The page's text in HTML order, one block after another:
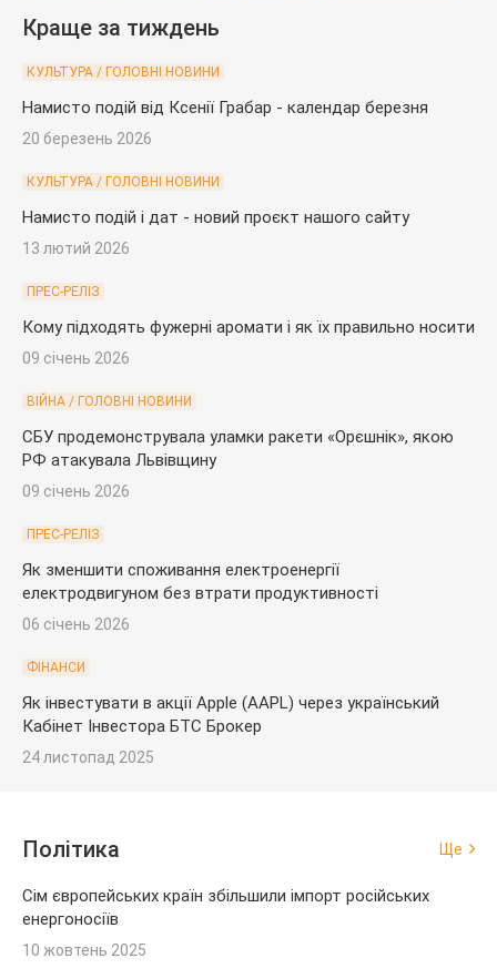
Краще за тиждень
КУЛЬТУРА / ГОЛОВНІ НОВИНИ
Намисто подій від Ксенії Грабар - календар березня
20 березень 2026
КУЛЬТУРА / ГОЛОВНІ НОВИНИ
Намисто подій і дат - новий проєкт нашого сайту
13 лютий 2026
ПРЕС-РЕЛІЗ
Кому підходять фужерні аромати і як їх правильно носити
09 січень 2026
ВІЙНА / ГОЛОВНІ НОВИНИ
СБУ продемонструвала уламки ракети «Орєшнік», якою
РФ атакувала Львівщину
09 січень 2026
ПРЕС-РЕЛІЗ
Як зменшити споживання електроенергії
електродвигуном без втрати продуктивності
06 січень 2026
ФІНАНСИ
Як інвестувати в акції Apple (AAPL) через український
Кабінет Інвестора БТС Брокер
24 листопад 2025
Політика Ще
Сім європейських країн збільшили імпорт російських
енергоносіїв
10 жовтень 2025